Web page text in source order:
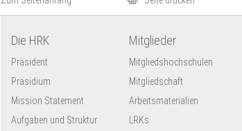
Hochschule Esslingen
Flensburg
FernUniversität Hagen
Universität Halle-Wittenberg
Bucerius Law School
Arbeit & Diakonie
Befristungsregelung
Die HRK
Präsident
Präsidium
Mission Statement
Aufgaben und Struktur
Mitglieder
Mitgliedshochschulen
Mitgliedschaft
Arbeitsmaterialien
LRKs